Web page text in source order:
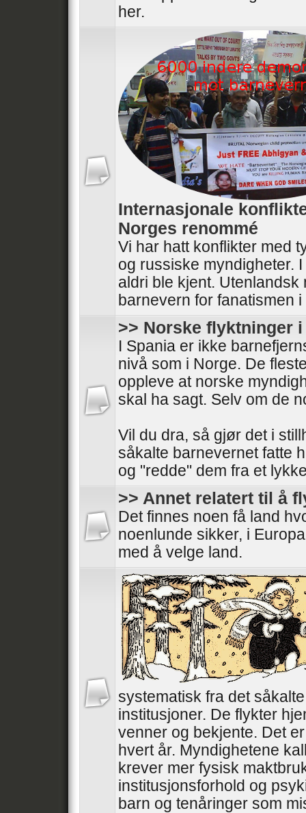
her.
Internasjonale
Norges renommé
Vi har hatt konflikter med
og russiske myndigheter.
aldri ble kjent.
barnevern for fanatismen
>> Norske flyktninger i
I Spania er ikke
nivå som i Norge. De
oppleve at norske
skal ha sagt. Selv om de
Vil du dra, så gjør det i
såkalte barnevernet fatte
og "redde" dem fra et
>> Annet relatert til å
Det finnes noen få land
noenlunde sikker, i
med å velge land.
systematisk fra det
institusjoner. De flykter
venner og bekjente. Det
hvert år. Myndighetene
krever mer fysisk
institusjonsforhold og
barn og tenåringer som